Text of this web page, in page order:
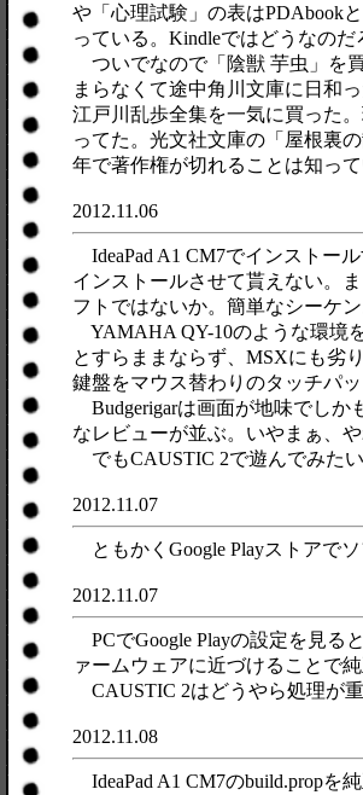
や「心理試験」の表はPDAbook
っている。Kindleではどうなの
ついでなので「陰獣 芋虫」を
まらなくて途中角川文庫に日和
江戸川乱歩全集を一気に買った
ってた。光文社文庫の「屋根裏
年で著作権が切れることは知って
2012.11.06
IdeaPad A1 CM7でインストー
インストールさせて貰えない。
フトではないか。簡単なシーケ
YAMAHA QY-10のような環境
とすらままならず、MSXにも劣
鍵盤をマウス替わりのタッチパ
Budgerigarは画面が地味でしか
なレビューが並ぶ。いやまぁ、
でもCAUSTIC 2で遊んでみたい
2012.11.07
ともかくGoogle Playストアで
2012.11.07
PCでGoogle Playの設定を見る
ァームウェアに近づけることで
CAUSTIC 2はどうやら処理が
2012.11.08
IdeaPad A1 CM7のbuild.propを